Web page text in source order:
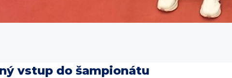
vstup do šampionátu